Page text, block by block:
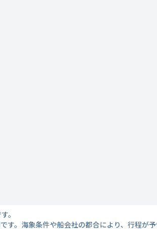
。
す。海象条件や船会社の都合により、行程が